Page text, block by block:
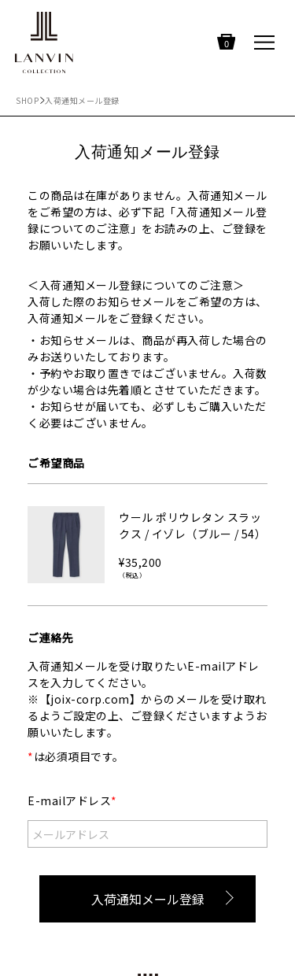
0
SHOP 入荷通知メール登録
入荷通知メール登録
この商品は在庫がありません。入荷通知メール
をご希望の方は、必ず下記「入荷通知メール登
録についてのご注意」をお読みの上、ご登録を
お願いいたします。
＜入荷通知メール登録についてのご注意＞
入荷した際のお知らせメールをご希望の方は、
入荷通知メールをご登録ください。
お知らせメールは、商品が再入荷した場合の
みお送りいたしております。
予約やお取り置きではございません。入荷数
が少ない場合は先着順とさせていただきます。
お知らせが届いても、必ずしもご購入いただ
く必要はございません。
ご希望商品
ウール ポリウレタン スラッ
クス / イゾレ（ブルー / 54）
¥35,200
（税込）
ご連絡先
入荷通知メールを受け取りたいE-mailアドレ
スを入力してください。
※【joix-corp.com】からのメールを受け取れ
るようご設定の上、ご登録くださいますようお
願いいたします。
* は必須項目です。
E-mailアドレス*
入荷通知メール登録